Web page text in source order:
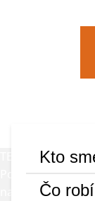
Kto
Čo
TENTO RYS
Používame
na „Prijať